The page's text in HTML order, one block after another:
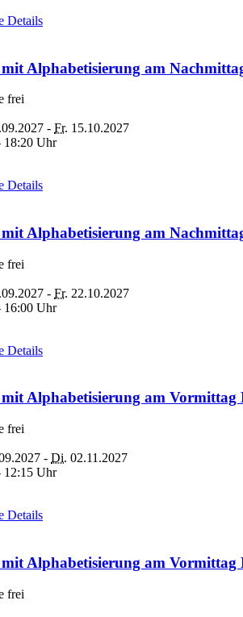
Details
Alphabetisierung am
frei
- Fr. 15.10.2027
18:20 Uhr
Details
Alphabetisierung am
frei
- Fr. 22.10.2027
16:00 Uhr
Details
Alphabetisierung am Vormittag
frei
- Di. 02.11.2027
12:15 Uhr
Details
Alphabetisierung am Vormittag
frei